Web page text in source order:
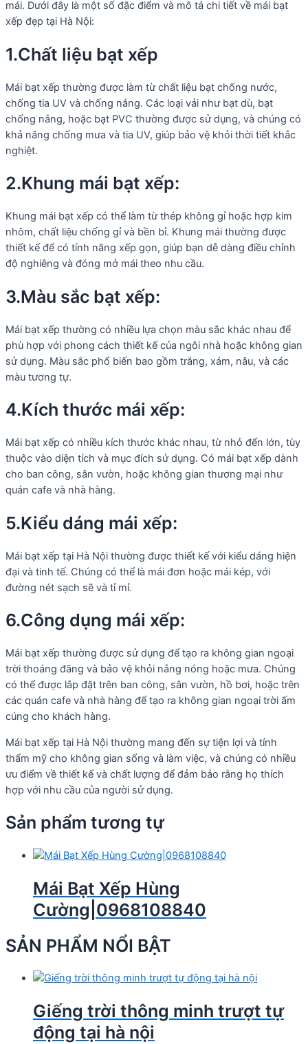
mái. Dưới đây là một số đặc điểm và mô tả chi tiết về mái bạt
xếp đẹp tại Hà Nội:
1.Chất liệu bạt xếp
Mái bạt xếp thường được làm từ chất liệu bạt chống nước,
chống tia UV và chống nắng. Các loại vải như bạt dù, bạt
chống nắng, hoặc bạt PVC thường được sử dụng, và chúng có
khả năng chống mưa và tia UV, giúp bảo vệ khỏi thời tiết khắc
nghiệt.
2.Khung mái bạt xếp:
Khung mái bạt xếp có thể làm từ thép không gỉ hoặc hợp kim
nhôm, chất liệu chống gỉ và bền bỉ. Khung mái thường được
thiết kế để có tính năng xếp gọn, giúp bạn dễ dàng điều chỉnh
độ nghiêng và đóng mở mái theo nhu cầu.
3.Màu sắc bạt xếp:
Mái bạt xếp thường có nhiều lựa chọn màu sắc khác nhau để
phù hợp với phong cách thiết kế của ngôi nhà hoặc không gian
sử dụng. Màu sắc phổ biến bao gồm trắng, xám, nâu, và các
màu tương tự.
4.Kích thước mái xếp:
Mái bạt xếp có nhiều kích thước khác nhau, từ nhỏ đến lớn, tùy
thuộc vào diện tích và mục đích sử dụng. Có mái bạt xếp dành
cho ban công, sân vườn, hoặc không gian thương mại như
quán cafe và nhà hàng.
5.Kiểu dáng mái xếp:
Mái bạt xếp tại Hà Nội thường được thiết kế với kiểu dáng hiện
đại và tinh tế. Chúng có thể là mái đơn hoặc mái kép, với
đường nét sạch sẽ và tỉ mỉ.
6.Công dụng mái xếp:
Mái bạt xếp thường được sử dụng để tạo ra không gian ngoại
trời thoáng đãng và bảo vệ khỏi nắng nóng hoặc mưa. Chúng
có thể được lắp đặt trên ban công, sân vườn, hồ bơi, hoặc trên
các quán cafe và nhà hàng để tạo ra không gian ngoại trời ấm
cúng cho khách hàng.
Mái bạt xếp tại Hà Nội thường mang đến sự tiện lợi và tính
thẩm mỹ cho không gian sống và làm việc, và chúng có nhiều
ưu điểm về thiết kế và chất lượng để đảm bảo rằng họ thích
hợp với nhu cầu của người sử dụng.
Sản phẩm tương tự
Mái Bạt Xếp Hùng
Cường|0968108840
SẢN PHẨM NỔI BẬT
Giếng trời thông minh trượt tự
động tại hà nội